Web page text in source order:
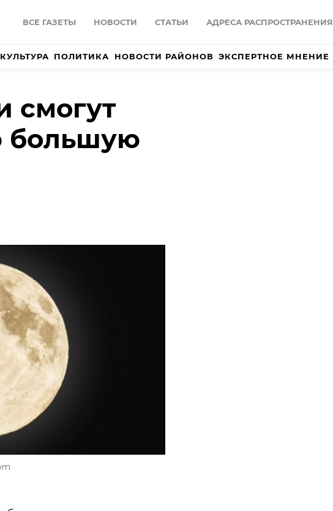
ВСЕ ГАЗЕТЫ НОВОСТИ СТАТЬИ АДРЕСА РАСПРОСТРАНЕНИЯ
КУЛЬТУРА ПОЛИТИКА НОВОСТИ РАЙОНОВ ЭКСПЕРТНОЕ МНЕНИЕ
смогут
большую